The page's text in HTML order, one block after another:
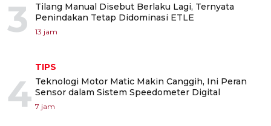
3
Tilang Manual Disebut Berlaku Lagi, Ternyata
Penindakan Tetap Didominasi ETLE
13 jam
4
TIPS
Teknologi Motor Matic Makin Canggih, Ini Peran
Sensor dalam Sistem Speedometer Digital
7 jam